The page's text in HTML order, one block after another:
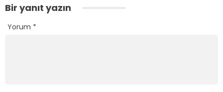
Bir yanıt yazın
Yorum *